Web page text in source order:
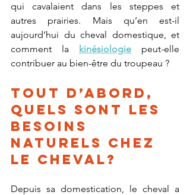
qui cavalaient dans les steppes et
autres prairies. Mais qu’en est-il
aujourd’hui du cheval domestique, et
comment la kinésiologie peut-elle
contribuer au bien-être du troupeau ?
Tout d’abord,
quels sont les
besoins
naturels chez
le cheval?
Depuis sa domestication, le cheval a